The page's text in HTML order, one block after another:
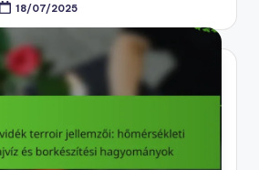
18/07/2025